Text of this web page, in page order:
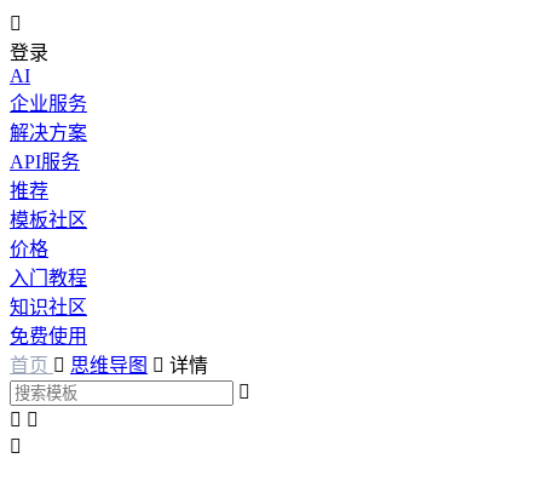

登录
AI
企业服务
解决方案
API服务
推荐
模板社区
价格
入门教程
知识社区
免费使用
首页  思维导图  详情

 
